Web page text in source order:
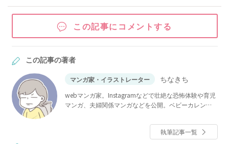
この記事にコメントする
この記事の著者
マンガ家・イラストレーター ちなきち
webマンガ家。Instagramなどで壮絶な恐怖体験や育児
マンガ、夫婦関係マンガなどを公開。ベビーカレンダ
「その人って、本当にママ友ですか？」「夫が消えま
執筆記事一覧